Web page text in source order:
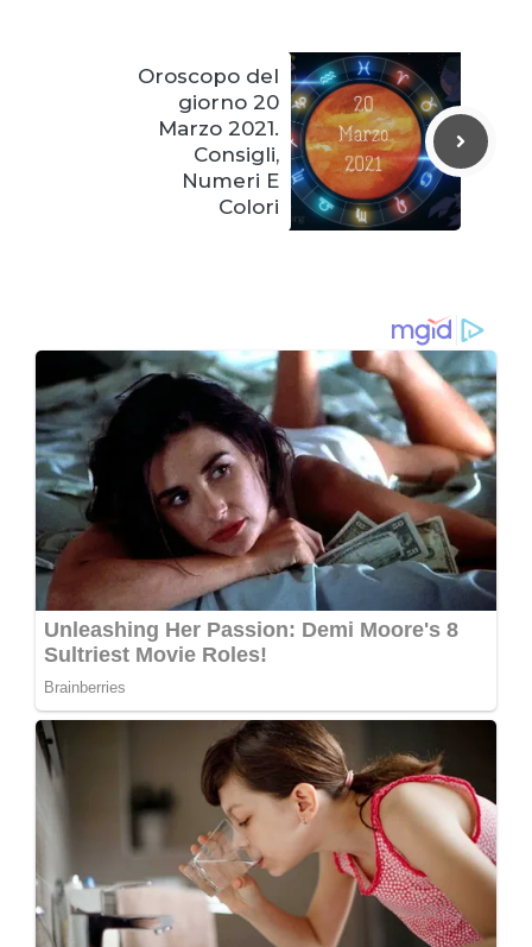
Oroscopo del
giorno 20
Marzo 2021.
Consigli,
Numeri E
Colori